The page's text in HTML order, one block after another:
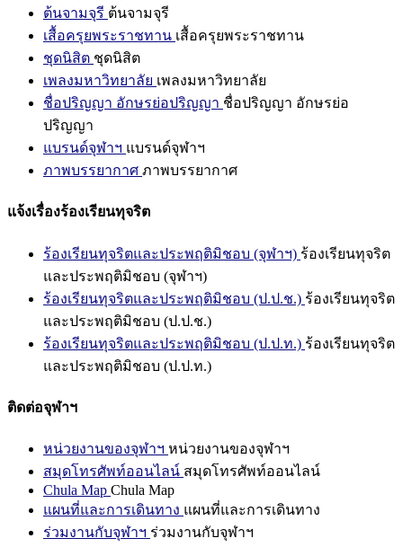
ต้นจามจุรี ต้นจามจุรี
เสื้อครุยพระราชทาน เสื้อครุยพระราชทาน
ชุดนิสิต ชุดนิสิต
เพลงมหาวิทยาลัย เพลงมหาวิทยาลัย
ชื่อปริญญา อักษรย่อปริญญา ชื่อปริญญา อักษรย่อ
ปริญญา
แบรนด์จุฬาฯ แบรนด์จุฬาฯ
ภาพบรรยากาศ ภาพบรรยากาศ
แจ้งเรื่องร้องเรียนทุจริต
ร้องเรียนทุจริตและประพฤติมิชอบ (จุฬาฯ) ร้องเรียนทุจริต
และประพฤติมิชอบ (จุฬาฯ)
ร้องเรียนทุจริตและประพฤติมิชอบ (ป.ป.ช.) ร้องเรียนทุจริต
และประพฤติมิชอบ (ป.ป.ช.)
ร้องเรียนทุจริตและประพฤติมิชอบ (ป.ป.ท.) ร้องเรียนทุจริต
และประพฤติมิชอบ (ป.ป.ท.)
ติดต่อจุฬาฯ
หน่วยงานของจุฬาฯ หน่วยงานของจุฬาฯ
สมุดโทรศัพท์ออนไลน์ สมุดโทรศัพท์ออนไลน์
Chula Map Chula Map
แผนที่และการเดินทาง แผนที่และการเดินทาง
ร่วมงานกับจุฬาฯ ร่วมงานกับจุฬาฯ